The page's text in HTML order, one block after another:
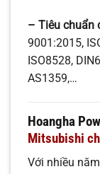
– Tiêu chuẩn
9001:2015,
ISO8528,
AS1359,…
Hoangha
Mitsubishi
Với nhiều